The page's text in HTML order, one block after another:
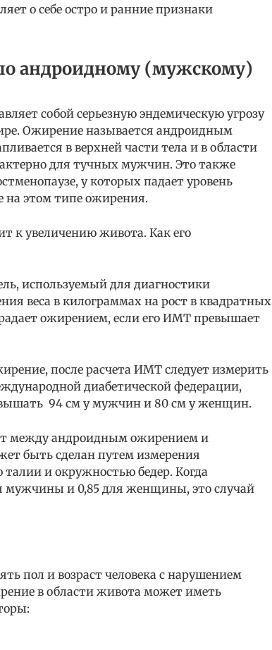
о себе остро и ранние признаки
андроидному (мужскому)
собой серьезную эндемическую угрозу
Ожирение называется андроидным
в верхней части тела и в области
для тучных мужчин. Это также
у которых падает уровень
на этом типе ожирения.
к увеличению живота. Как его
используемый для диагностики
веса в килограммах на рост в квадратных
ожирением, если его ИМТ превышает
после расчета ИМТ следует измерить
диабетической федерации,
94 см у мужчин и 80 см у женщин.
между андроидным ожирением и
быть сделан путем измерения
и окружностью бедер. Когда
мужчины и 0,85 для женщины, это случай
пол и возраст человека с нарушением
в области живота может иметь